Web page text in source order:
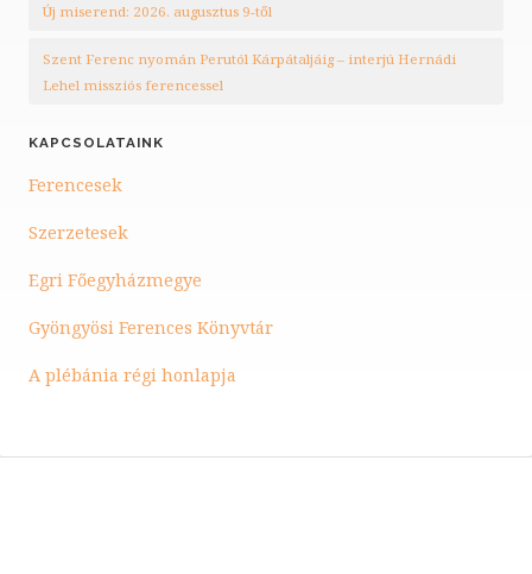
Új miserend: 2026. augusztus 9-től
Szent Ferenc nyomán Perutól Kárpátaljáig – interjú Hernádi
Lehel missziós ferencessel
KAPCSOLATAINK
Ferencesek
Szerzetesek
Egri Főegyházmegye
Gyöngyösi Ferences Könyvtár
A plébánia régi honlapja